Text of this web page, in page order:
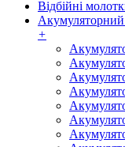
Відбійні
Акумуляторний
+